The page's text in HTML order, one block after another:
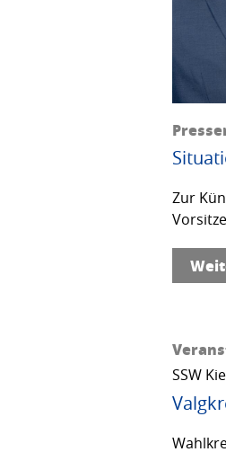
Zur
SSW